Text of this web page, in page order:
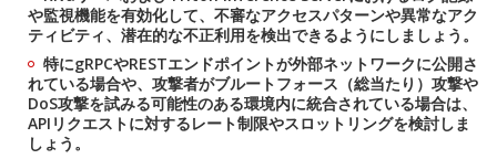
や監視機能を有効化して、不審なアクセスパターンや異常なアク
ティビティ、潜在的な不正利用を検出できるようにしましょう。
特にgRPCやRESTエンドポイントが外部ネットワークに公開さ
れている場合や、攻撃者がブルートフォース（総当たり）攻撃や
DoS攻撃を試みる可能性のある環境内に統合されている場合は、
APIリクエストに対するレート制限やスロットリングを検討しま
しょう。